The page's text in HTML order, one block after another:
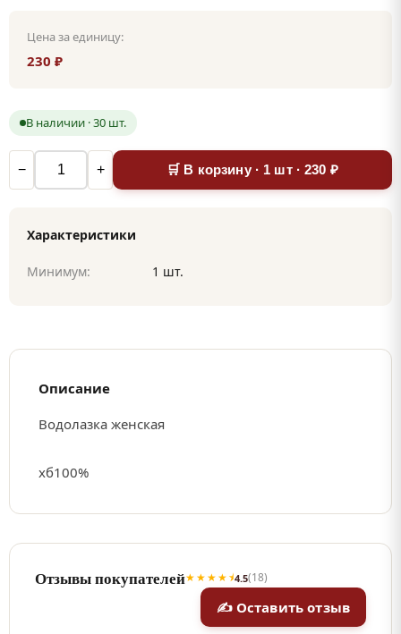
Цена за единицу:
230 ₽
В наличии · 30 шт.
− + 🛒 В корзину · 1 шт · 230 ₽
Характеристики
Минимум: 1 шт.
Описание
Водолазка женская
хб100%
Отзывы покупателей★★★★⯨4.5(18)
✍ Оставить отзыв